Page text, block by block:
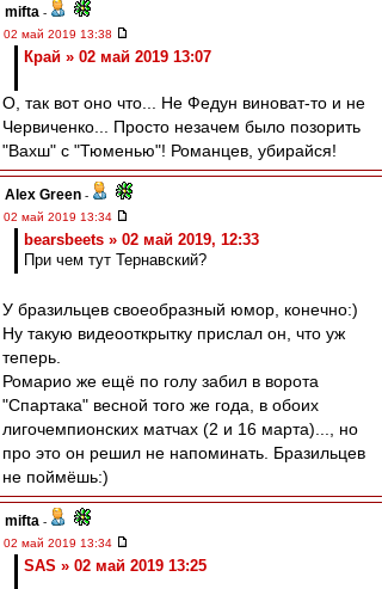
mifta -
02 май 2019 13:38
Край » 02 май 2019 13:07
О, так вот оно что... Не Федун виноват-то и не
Червиченко... Просто незачем было позорить
"Вахш" с "Тюменью"! Романцев, убирайся!
Alex Green -
02 май 2019 13:34
bearsbeets » 02 май 2019, 12:33
При чем тут Тернавский?
У бразильцев своеобразный юмор, конечно:)
Ну такую видеооткрытку прислал он, что уж
теперь.
Ромарио же ещё по голу забил в ворота
"Спартака" весной того же года, в обоих
лигочемпионских матчах (2 и 16 марта)..., но
про это он решил не напоминать. Бразильцев
не поймёшь:)
mifta -
02 май 2019 13:34
SAS » 02 май 2019 13:25